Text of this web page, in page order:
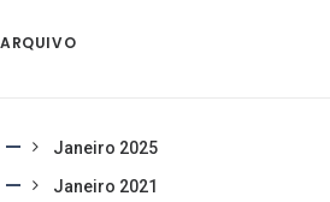
ARQUIVO
Janeiro 2025
Janeiro 2021